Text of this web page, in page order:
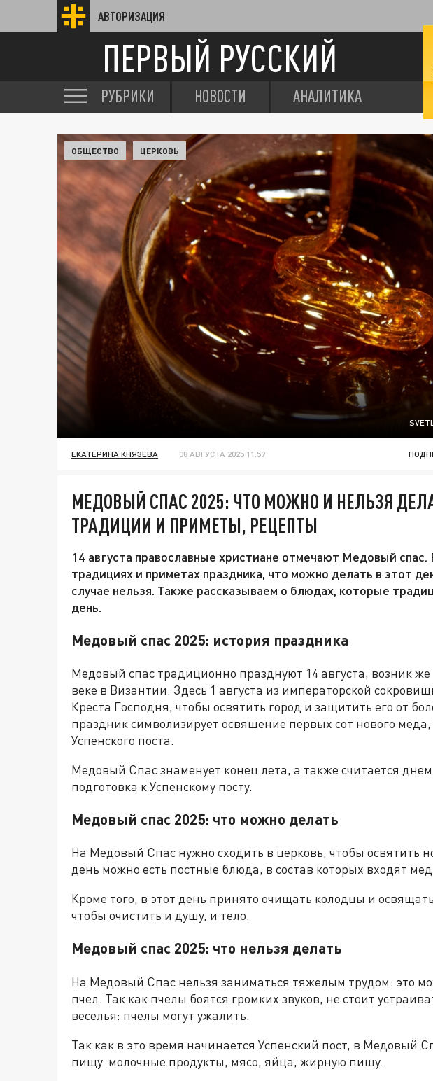
АВТОРИЗАЦИЯ
ПЕРВЫЙ РУССКИЙ
РУБРИКИ НОВОСТИ АНАЛИТИКА
ОБЩЕСТВО ЦЕРКОВЬ
ЕКАТЕРИНА КНЯЗЕВА 08 АВГУСТА 2025 11:59
МЕДОВЫЙ СПАС 2025: ЧТО МОЖНО И НЕЛЬЗЯ
ТРАДИЦИИ И ПРИМЕТЫ, РЕЦЕПТЫ
14 августа православные христиане отмечают Медовый спас.
традициях и приметах праздника, что можно делать в этот
случае нельзя. Также рассказываем о блюдах, которые
день.
Медовый спас 2025: история праздника
Медовый спас традиционно празднуют 14 августа, возник
веке в Византии. Здесь 1 августа из императорской
Креста Господня, чтобы освятить город и защитить его от
праздник символизирует освящение первых сот нового
Успенского поста.
Медовый Спас знаменует конец лета, а также считается
подготовка к Успенскому посту.
Медовый спас 2025: что можно делать
На Медовый Спас нужно сходить в церковь, чтобы освятить
день можно есть постные блюда, в состав которых входят
Кроме того, в этот день принято очищать колодцы и
чтобы очистить и душу, и тело.
Медовый спас 2025: что нельзя делать
На Медовый Спас нельзя заниматься тяжелым трудом: это
пчел. Так как пчелы боятся громких звуков, не стоит
веселья: пчелы могут ужалить.
Так как в это время начинается Успенский пост, в Медовый
пищу молочные продукты, мясо, яйца, жирную пищу.